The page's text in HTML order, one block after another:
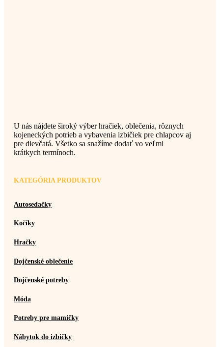
U nás nájdete široký výber hračiek, oblečenia, rôznych
kojeneckých potrieb a vybavenia izbičiek pre chlapcov aj
pre dievčatá. Všetko sa snažíme dodať vo veľmi
krátkych termínoch.
KATEGÓRIA PRODUKTOV
Autosedačky
Kočíky
Hračky
Dojčenské oblečenie
Dojčenské potreby
Móda
Potreby pre mamičky
Nábytok do izbičky